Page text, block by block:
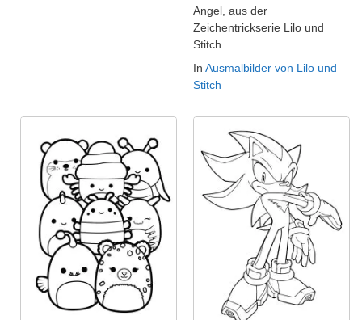
Angel, aus der
Zeichentrickserie Lilo und
Stitch.
In Ausmalbilder von Lilo und
Stitch